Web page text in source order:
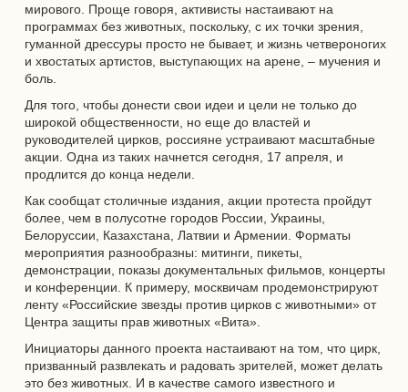
мирового. Проще говоря, активисты настаивают на
программах без животных, поскольку, с их точки зрения,
гуманной дрессуры просто не бывает, и жизнь четвероногих
и хвостатых артистов, выступающих на арене, – мучения и
боль.
Для того, чтобы донести свои идеи и цели не только до
широкой общественности, но еще до властей и
руководителей цирков, россияне устраивают масштабные
акции. Одна из таких начнется сегодня, 17 апреля, и
продлится до конца недели.
Как сообщат столичные издания, акции протеста пройдут
более, чем в полусотне городов России, Украины,
Белоруссии, Казахстана, Латвии и Армении. Форматы
мероприятия разнообразны: митинги, пикеты,
демонстрации, показы документальных фильмов, концерты
и конференции. К примеру, москвичам продемонстрируют
ленту «Российские звезды против цирков с животными» от
Центра защиты прав животных «Вита».
Инициаторы данного проекта настаивают на том, что цирк,
призванный развлекать и радовать зрителей, может делать
это без животных. И в качестве самого известного и